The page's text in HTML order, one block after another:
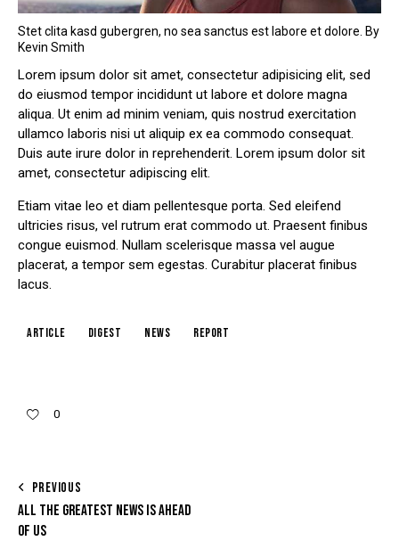
Stet clita kasd gubergren, no sea sanctus est labore et dolore. By
Kevin Smith
Lorem ipsum dolor sit amet, consectetur adipisicing elit, sed
do eiusmod tempor incididunt ut labore et dolore magna
aliqua. Ut enim ad minim veniam, quis nostrud exercitation
ullamco laboris nisi ut aliquip ex ea commodo consequat.
Duis aute irure dolor in reprehenderit. Lorem ipsum dolor sit
amet, consectetur adipiscing elit.
Etiam vitae leo et diam pellentesque porta. Sed eleifend
ultricies risus, vel rutrum erat commodo ut. Praesent finibus
congue euismod. Nullam scelerisque massa vel augue
placerat, a tempor sem egestas. Curabitur placerat finibus
lacus.
article digest news report
0
PREVIOUS
ALL THE GREATEST NEWS IS AHEAD
OF US